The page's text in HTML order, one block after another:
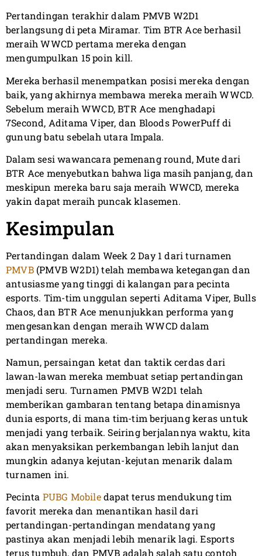
Pertandingan terakhir dalam PMVB W2D1
berlangsung di peta Miramar. Tim BTR Ace berhasil
meraih WWCD pertama mereka dengan
mengumpulkan 15 poin kill.
Mereka berhasil menempatkan posisi mereka dengan
baik, yang akhirnya membawa mereka meraih WWCD.
Sebelum meraih WWCD, BTR Ace menghadapi
7Second, Aditama Viper, dan Bloods PowerPuff di
gunung batu sebelah utara Impala.
Dalam sesi wawancara pemenang round, Mute dari
BTR Ace menyebutkan bahwa liga masih panjang, dan
meskipun mereka baru saja meraih WWCD, mereka
yakin dapat meraih puncak klasemen.
Kesimpulan
Pertandingan dalam Week 2 Day 1 dari turnamen
PMVB(PMVB W2D1) telah membawa ketegangan dan
antusiasme yang tinggi di kalangan para pecinta
esports. Tim-tim unggulan seperti Aditama Viper, Bulls
Chaos, dan BTR Ace menunjukkan performa yang
mengesankan dengan meraih WWCD dalam
pertandingan mereka.
Namun, persaingan ketat dan taktik cerdas dari
lawan-lawan mereka membuat setiap pertandingan
menjadi seru. Turnamen PMVB W2D1 telah
memberikan gambaran tentang betapa dinamisnya
dunia esports, di mana tim-tim berjuang keras untuk
menjadi yang terbaik. Seiring berjalannya waktu, kita
akan menyaksikan perkembangan lebih lanjut dan
mungkin adanya kejutan-kejutan menarik dalam
turnamen ini.
Pecinta PUBG Mobiledapat terus mendukung tim
favorit mereka dan menantikan hasil dari
pertandingan-pertandingan mendatang yang
pastinya akan menjadi lebih menarik lagi. Esports
terus tumbuh, dan PMVB adalah salah satu contoh